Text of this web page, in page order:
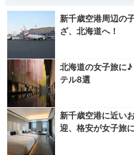
新千歳空港周辺の
ざ、北海道へ！
北海道の女子旅に
テル8選
新千歳空港に近い
迎、格安が女子旅